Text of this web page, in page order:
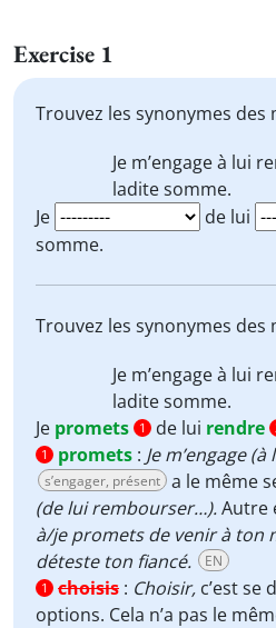
Exercise 1
Trouvez les synonymes des
Je m’engageà lui
ladite somme.
Je
de lui
somme.
Trouvez les synonymes des
Je m’engageà lui
ladite somme.
Je promets 1 de lui rendre
1 promets : Je m’engage
s’engager, présent a le même
(de lui rembourser…).Autre
à/je promets de venir à ton
déteste ton fiancé.
EN
1 choisis : Choisir, c’est se
options. Cela n’a pas le